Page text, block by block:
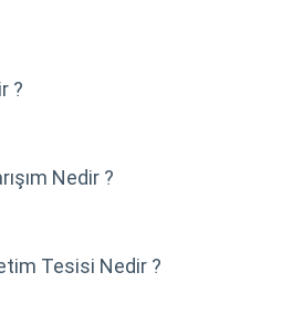
?
Nedir ?
Tesisi Nedir ?